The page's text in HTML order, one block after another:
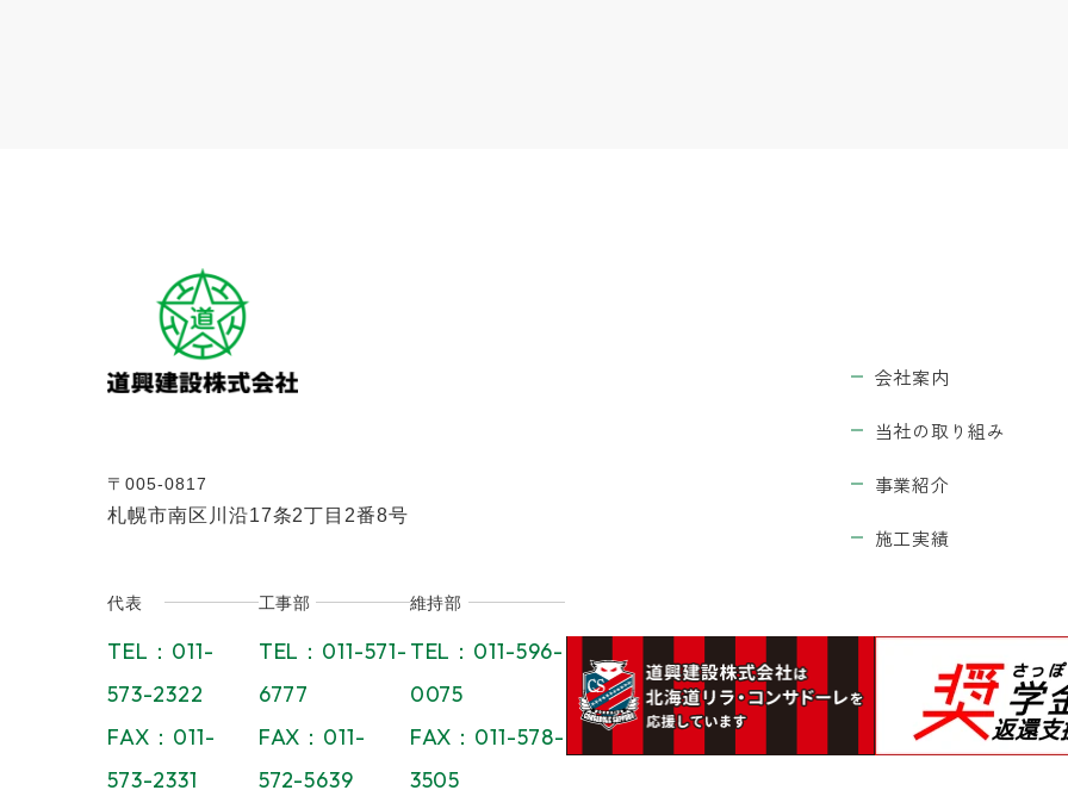
〒005-0817
札幌市南区川沿17条2丁目2番8号
代表
TEL：011-
573-2322
FAX：011-
573-2331
工事部
TEL：011-571-
6777
FAX：011-
572-5639
維持部
TEL：011-596-
0075
FAX：011-578-
3505
会社案内
当社の取り組み
事業紹介
施工実績